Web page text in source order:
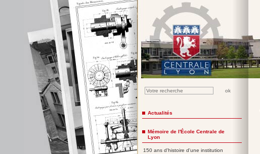
Actualités
Mémoire de l'École Centrale de
Lyon
150 ans d'histoire d'une institution